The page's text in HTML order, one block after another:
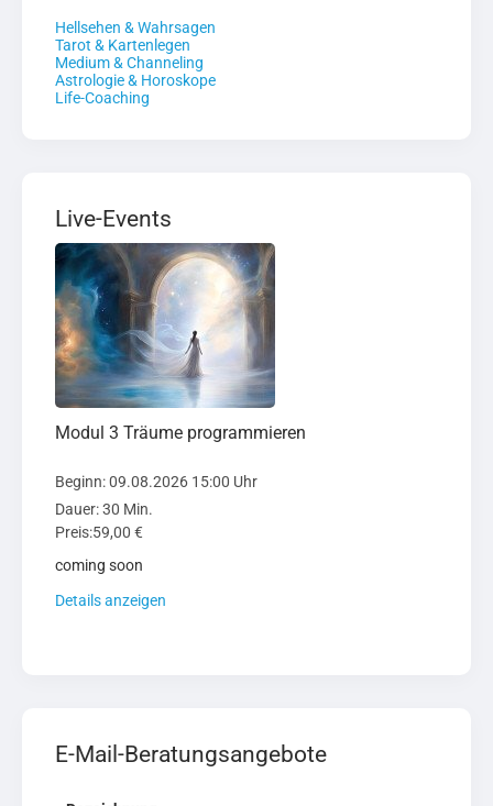
Hellsehen & Wahrsagen
Tarot & Kartenlegen
Medium & Channeling
Astrologie & Horoskope
Life-Coaching
Live-Events
Modul 3 Träume programmieren
Beginn: 09.08.2026 15:00 Uhr
Dauer: 30 Min.
Preis:59,00 €
coming soon
Details anzeigen
E-Mail-Beratungsangebote